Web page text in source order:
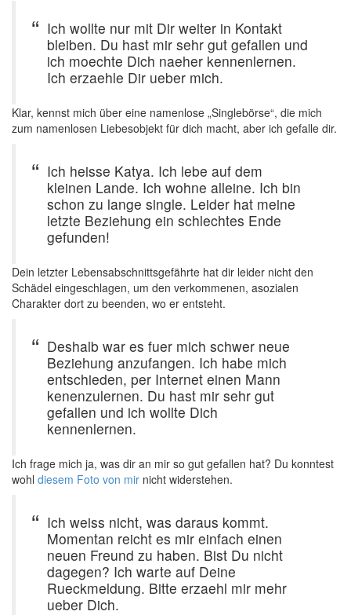
Ich wollte nur mit Dir weiter in Kontakt
bleiben. Du hast mir sehr gut gefallen und
ich moechte Dich naeher kennenlernen.
Ich erzaehle Dir ueber mich.
Klar, kennst mich über eine namenlose „Singlebörse“, die mich
zum namenlosen Liebesobjekt für dich macht, aber ich gefalle dir.
Ich heisse Katya. Ich lebe auf dem
kleinen Lande. Ich wohne alleine. Ich bin
schon zu lange single. Leider hat meine
letzte Beziehung ein schlechtes Ende
gefunden!
Dein letzter Lebensabschnittsgefährte hat dir leider nicht den
Schädel eingeschlagen, um den verkommenen, asozialen
Charakter dort zu beenden, wo er entsteht.
Deshalb war es fuer mich schwer neue
Beziehung anzufangen. Ich habe mich
entschieden, per Internet einen Mann
kenenzulernen. Du hast mir sehr gut
gefallen und ich wollte Dich
kennenlernen.
Ich frage mich ja, was dir an mir so gut gefallen hat? Du konntest
wohl diesem Foto von mir nicht widerstehen.
Ich weiss nicht, was daraus kommt.
Momentan reicht es mir einfach einen
neuen Freund zu haben. Bist Du nicht
dagegen? Ich warte auf Deine
Rueckmeldung. Bitte erzaehl mir mehr
ueber Dich.